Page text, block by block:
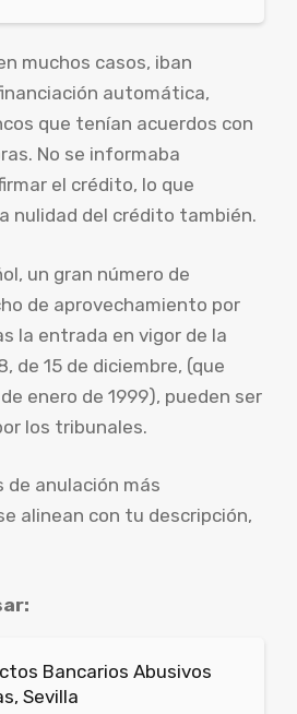
muchos casos, iban
automática,
que tenían acuerdos con
No se informaba
el crédito, lo que
nulidad del crédito también.
un gran número de
de aprovechamiento por
la entrada en vigor de la
de 15 de diciembre, (que
enero de 1999), pueden ser
los tribunales.
de anulación más
alinean con tu descripción,
Bancarios Abusivos
Sevilla